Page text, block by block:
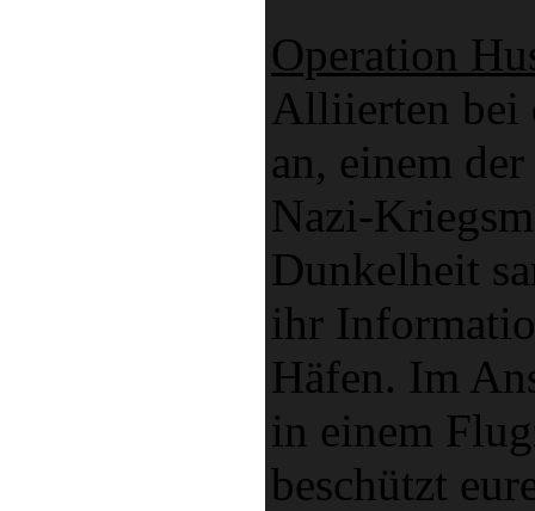
Operation
Alliierten bei
an, einem
Nazi-
Dunkelheit
ihr
Häfen. Im
in einem
beschützt